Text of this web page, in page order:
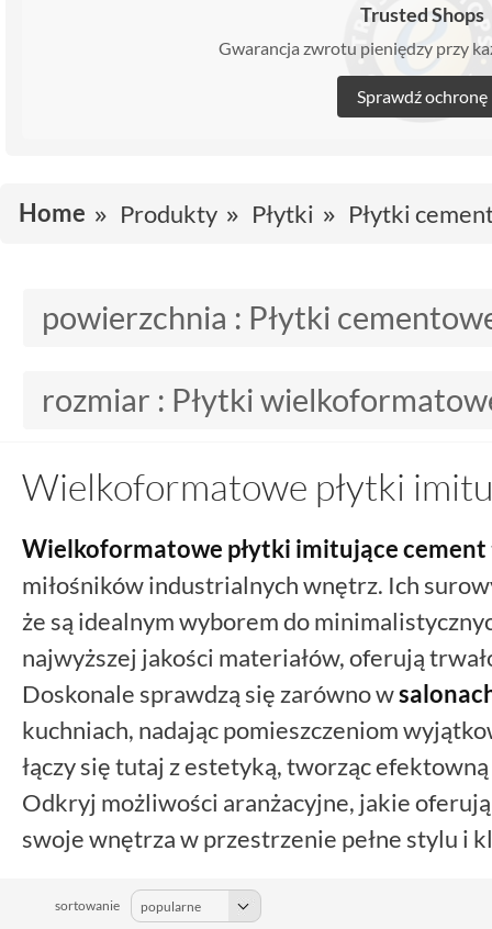
Trusted Shops
Gwarancja zwrotu pieniędzy przy
Sprawdź ochronę
Home Produkty Płytki Płytki
powierzchnia : Płytki
rozmiar : Płytki
Wielkoformatowe płytki
Wielkoformatowe płytki imitujące cement
miłośników industrialnych wnętrz. Ich
że są idealnym wyborem do
najwyższej jakości materiałów, oferują
Doskonale sprawdzą się zarówno w
kuchniach, nadając pomieszczeniom
łączy się tutaj z estetyką, tworząc
Odkryj możliwości aranżacyjne, jakie
swoje wnętrza w przestrzenie pełne stylu i
sortowanie